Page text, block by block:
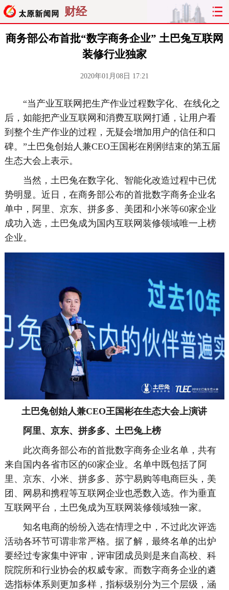
财经
商务部公布首批“数字商务企业” 土巴兔互联网
装修行业独家
2020年01月08日 17:21
“当产业互联网把生产作业过程数字化、在线化之
后，如能把产业互联网和消费互联网打通，让用户看
到整个生产作业的过程，无疑会增加用户的信任和口
碑。”土巴兔创始人兼CEO王国彬在刚刚结束的第五届
生态大会上表示。
当然，土巴兔在数字化、智能化改造过程中已优
势明显。近日，在商务部公布的首批数字商务企业名
单中，阿里、京东、拼多多、美团和小米等60家企业
成功入选，土巴兔成为国内互联网装修领域唯一上榜
企业。
土巴兔创始人兼CEO王国彬在生态大会上演讲
阿里、京东、拼多多、土巴兔上榜
此次商务部公布的首批数字商务企业名单，共有
来自国内各省市区的60家企业。名单中既包括了阿
里、京东、小米、拼多多、苏宁易购等电商巨头，美
团、网易和携程等互联网企业也悉数入选。作为垂直
互联网平台，土巴兔成为互联网装修领域独一家。
知名电商的纷纷入选在情理之中，不过此次评选
活动各环节可谓非常严格。据了解，最终名单的出炉
要经过专家集中评审，评审团成员则是来自高校、科
院院所和行业协会的权威专家。而数字商务企业的遴
选指标体系则更加多样，指标级别分为三个层级，涵